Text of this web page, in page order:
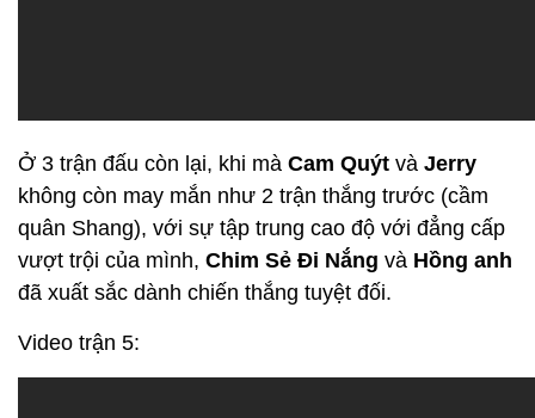
Ở 3 trận đấu còn lại, khi mà Cam Quýt và Jerry
không còn may mắn như 2 trận thắng trước (cầm
quân Shang), với sự tập trung cao độ với đẳng cấp
vượt trội của mình, Chim Sẻ Đi Nắng và Hồng anh
đã xuất sắc dành chiến thắng tuyệt đối.
Video trận 5: